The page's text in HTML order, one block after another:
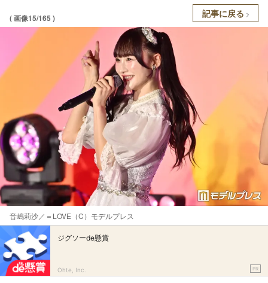
( 画像15/165 ) 記事に戻る
音嶋莉沙／＝LOVE（C）モデルプレス
ジグソーde懸賞
Ohte, Inc. PR